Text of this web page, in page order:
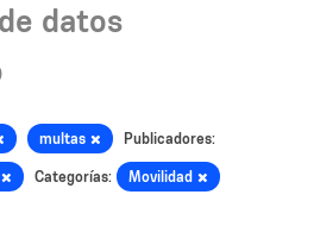
datos
multas Publicadores:
Categorías: Movilidad